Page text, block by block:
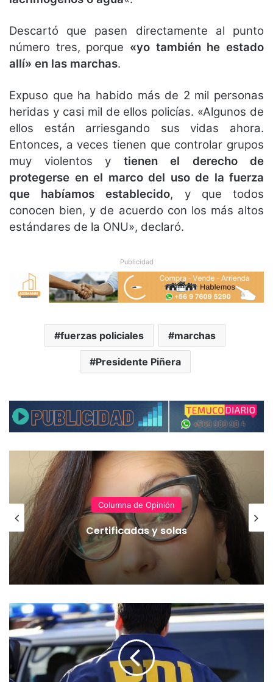
Descartó que pasen directamente al punto
número tres, porque «yo también he estado
allí» en las marchas.
Expuso que ha habido más de 2 mil personas
heridas y casi mil de ellos policías. «Algunos de
ellos están arriesgando sus vidas ahora.
Entonces, a veces tienen que controlar grupos
muy violentos y tienen el derecho de
protegerse en el marco del uso de la fuerza
que habíamos establecido, y que todos
conocen bien, y de acuerdo con los más altos
estándares de la ONU», declaró.
Publicidad
fuerzas policiales marchas
Presidente Piñera
Columna de Opinión
Certificadas y solas
D
e
s
b
r